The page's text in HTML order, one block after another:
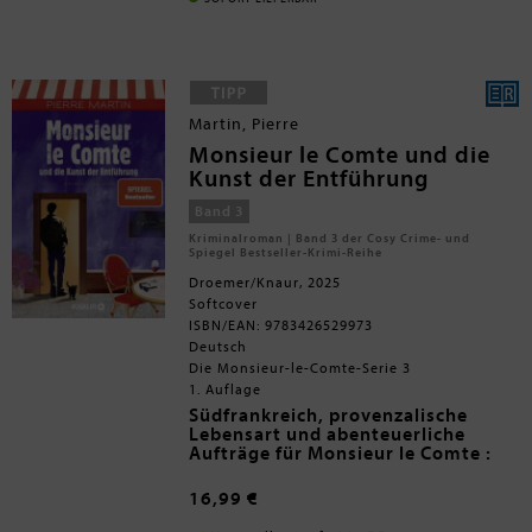
Anthropologe fest, dass der Sturm
das Dorf von der Außenwelt
abgeschnitten hat ...
Martin, Pierre
Monsieur le Comte und die
Kunst der Entführung
Band 3
Kriminalroman | Band 3 der Cosy Crime- und
Spiegel Bestseller-Krimi-Reihe
Droemer/Knaur, 2025
Softcover
ISBN/EAN: 9783426529973
Deutsch
Die Monsieur-le-Comte-Serie 3
1. Auflage
Südfrankreich, provenzalische
Lebensart und abenteuerliche
Aufträge für Monsieur le Comte :
Auftragsmörder, der sich weigert,
seine Opfer umzubringen
16,99 €